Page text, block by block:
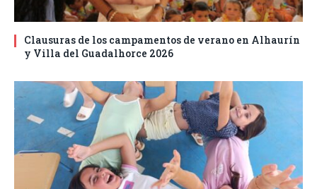
Clausuras de los campamentos de verano en Alhaurín
y Villa del Guadalhorce 2026